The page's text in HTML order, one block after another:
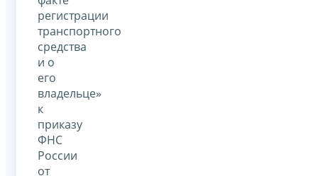
регистрации
транспортного
средства
и о
его
владельце»
к
приказу
ФНС
России
от